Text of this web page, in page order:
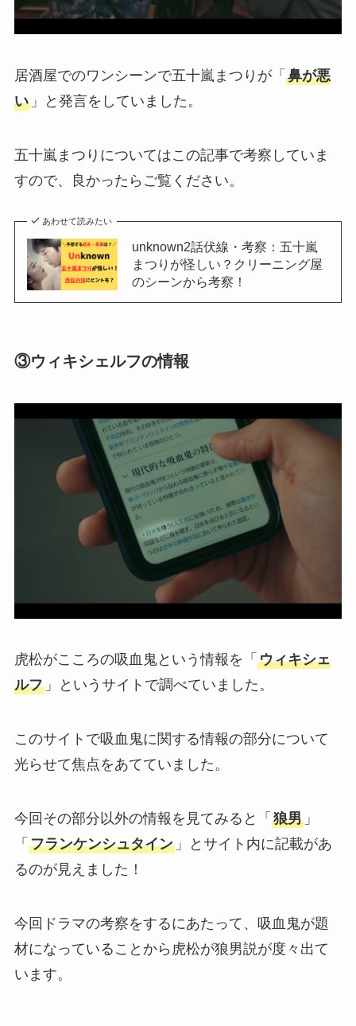
居酒屋でのワンシーンで五十嵐まつりが「 鼻が悪
い」と発言をしていました。
五十嵐まつりについてはこの記事で考察していま
すので、良かったらご覧ください。
あわせて読みたい
unknown2話伏線・考察：五十嵐
まつりが怪しい？クリーニング屋
のシーンから考察！
③ウィキシェルフの情報
虎松がこころの吸血鬼という情報を「 ウィキシェ
ルフ」というサイトで調べていました。
このサイトで吸血鬼に関する情報の部分について
光らせて焦点をあてていました。
今回その部分以外の情報を見てみると「 狼男」
「 フランケンシュタイン」とサイト内に記載があ
るのが見えました！
今回ドラマの考察をするにあたって、吸血鬼が題
材になっていることから虎松が狼男説が度々出て
います。